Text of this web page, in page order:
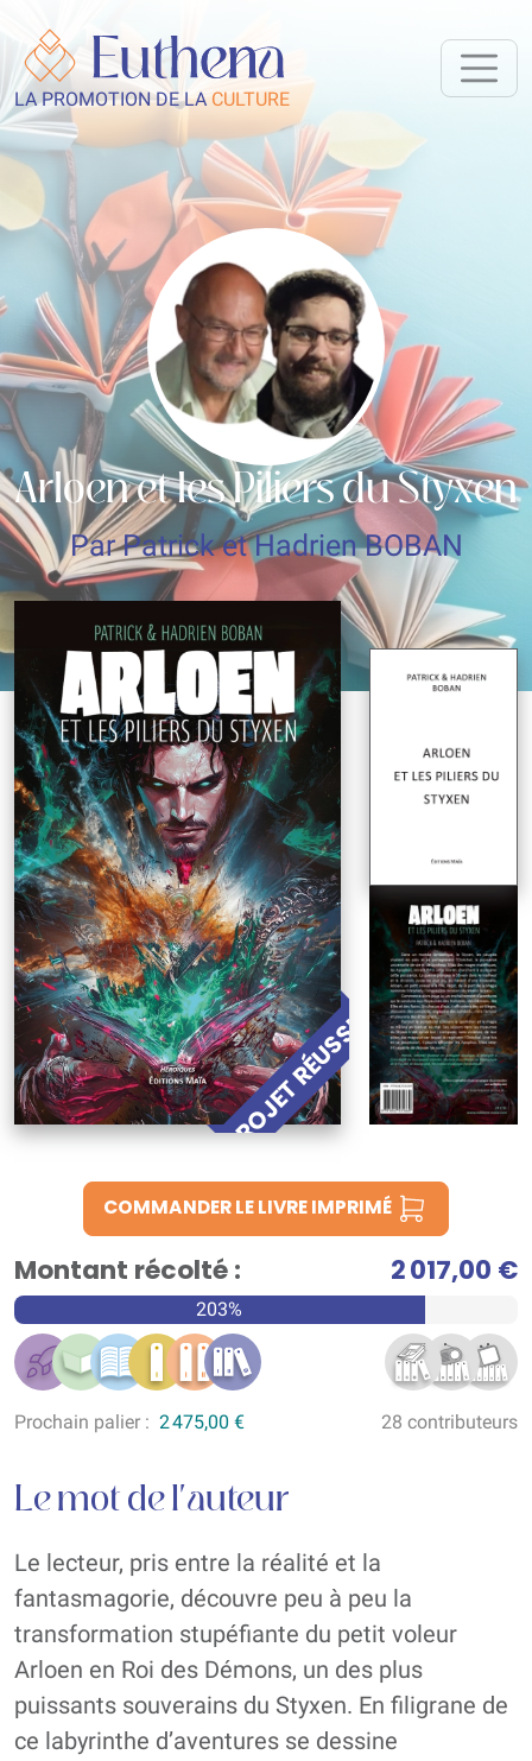
LA PROMOTION DE LACULTURE
Arloen et les Piliers du Styxen
Par Patrick et Hadrien BOBAN
PROJET RÉUSSI !
COMMANDER LE LIVRE IMPRIMÉ
Montant récolté : 2 017,00 €
203%
Prochain palier : 2 475,00 € 28 contributeurs
Le mot de l'auteur
Le lecteur, pris entre la réalité et la
fantasmagorie, découvre peu à peu la
transformation stupéfiante du petit voleur
Arloen en Roi des Démons, un des plus
puissants souverains du Styxen. En filigrane de
ce labyrinthe d’aventures se dessine